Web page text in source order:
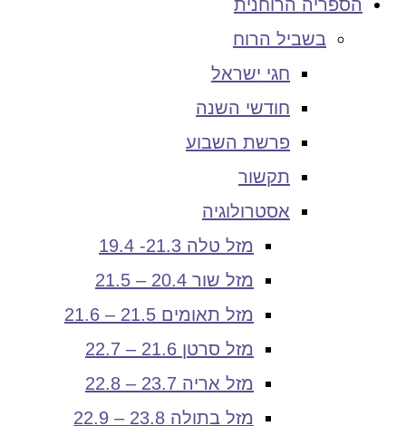
הספריה הרוחנית
בשביל הרוח
חגי ישראל
חודשי השנה
פרשת השבוע
תקשור
אסטרולוגיה
מזל טלה 21.3- 19.4
מזל שור 20.4 – 21.5
מזל תאומים 21.5 – 21.6
מזל סרטן 21.6 – 22.7
מזל אריה 23.7 – 22.8
מזל בתולה 23.8 – 22.9